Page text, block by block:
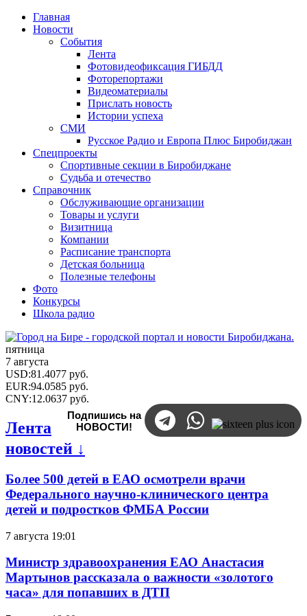
Главная
Новости
События
Лента
Фотовидеофиксация ГИБДД
Фоторепортажи
Видеоматериалы
Прислать новость
Истории успеха
СМИ
Русское Радио и Европа Плюс Биробиджан
Спецпроекты
Спортивные секции в Биробиджане
Судьба и отечество
Справочник
Обслуживающие организации
Товары и услуги
Визитница
Компании
Расписание транспорта
Детская больница
Полезные телефоны
Фото
Конкурсы
Школа радио
пятница
7 августа
USD:81.4077 руб.
EUR:94.0585 руб.
CNY:12.0637 руб.
Подпишись на
НОВОСТИ!
Лента
новостей ↓
Более 500 детей в ЕАО осмотрели врачи
Федерального научно-клинического центра
детей и подростков ФМБА России
7 августа 19:01
Министр здравоохранения ЕАО Анастасия
Мартынов рассказала о важности «золотого
часа» для попавших в ДТП